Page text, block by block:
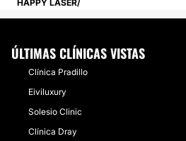
HAPPY LÁSER
ÚLTIMAS CLÍNICAS VISTAS
Clínica Pradillo
Eiviluxury
Solesio Clinic
Clínica Dray